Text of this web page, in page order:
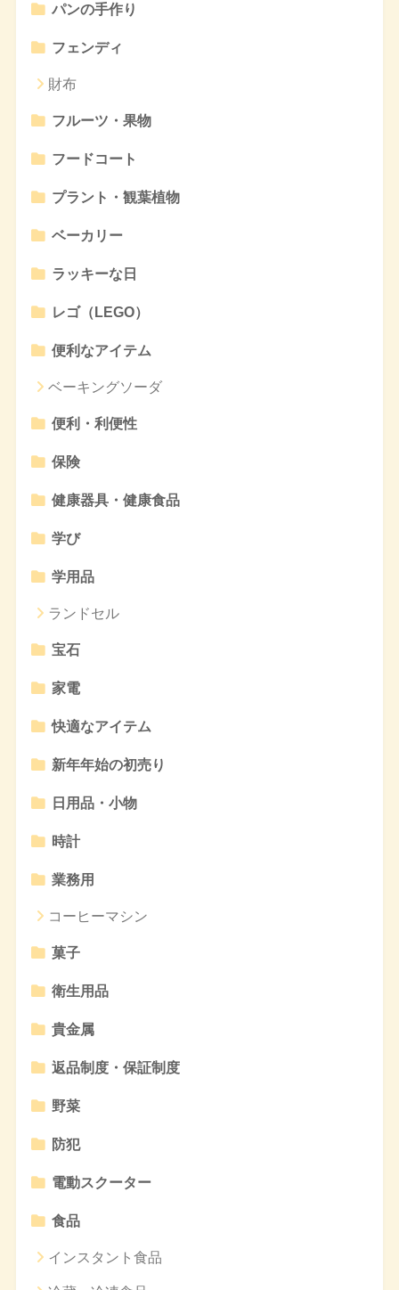
パンの手作り
フェンディ
財布
フルーツ・果物
フードコート
プラント・観葉植物
ベーカリー
ラッキーな日
レゴ（LEGO）
便利なアイテム
ベーキングソーダ
便利・利便性
保険
健康器具・健康食品
学び
学用品
ランドセル
宝石
家電
快適なアイテム
新年年始の初売り
日用品・小物
時計
業務用
コーヒーマシン
菓子
衛生用品
貴金属
返品制度・保証制度
野菜
防犯
電動スクーター
食品
インスタント食品